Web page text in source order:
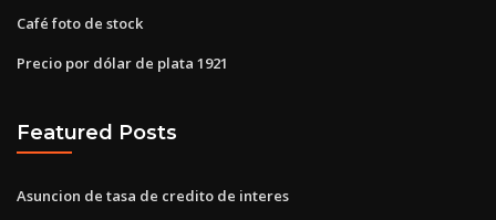
Café foto de stock
Precio por dólar de plata 1921
Featured Posts
Asuncion de tasa de credito de interes